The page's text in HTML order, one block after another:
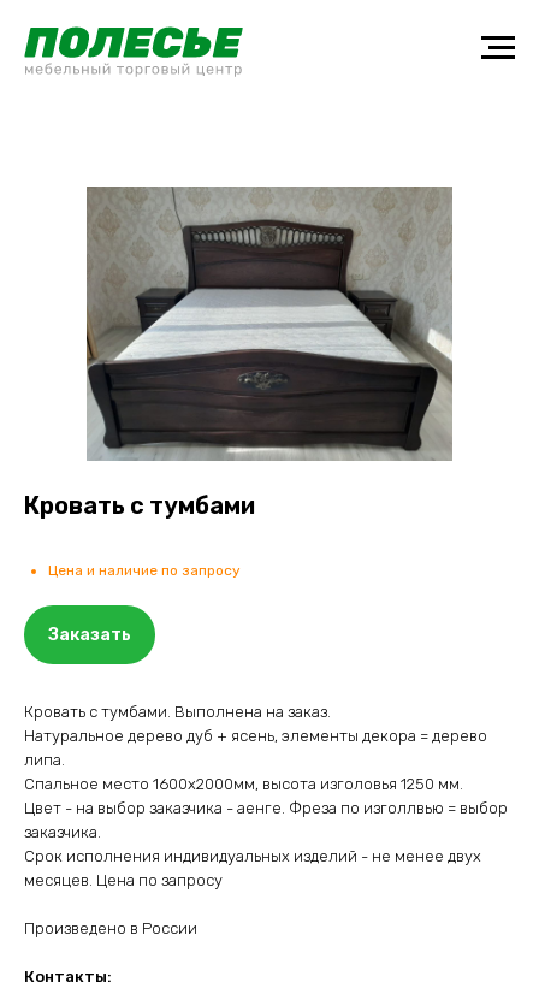
Кровать с тумбами
Цена и наличие по запросу
Заказать
Кровать с тумбами. Выполнена на заказ.
Натуральное дерево дуб + ясень, элементы декора = дерево
липа.
Спальное место 1600х2000мм, высота изголовья 1250 мм.
Цвет - на выбор заказчика - аенге. Фреза по изголлвью = выбор
заказчика.
Срок исполнения индивидуальных изделий - не менее двух
месяцев. Цена по запросу
Произведено в России
Контакты: